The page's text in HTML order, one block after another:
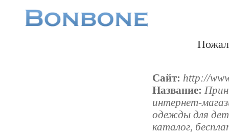
Сайт: http://
Название:
интернет-
одежды для
каталог,